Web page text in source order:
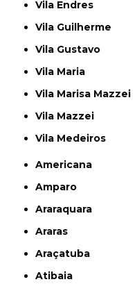
Vila Endres
Vila Guilherme
Vila Gustavo
Vila Maria
Vila Marisa Mazzei
Vila Mazzei
Vila Medeiros
Americana
Amparo
Araraquara
Araras
Araçatuba
Atibaia